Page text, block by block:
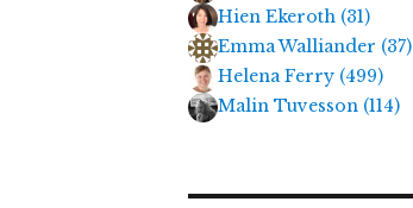
Hien Ekeroth (31)
Emma Walliander (37)
Helena Ferry (499)
Malin Tuvesson (114)